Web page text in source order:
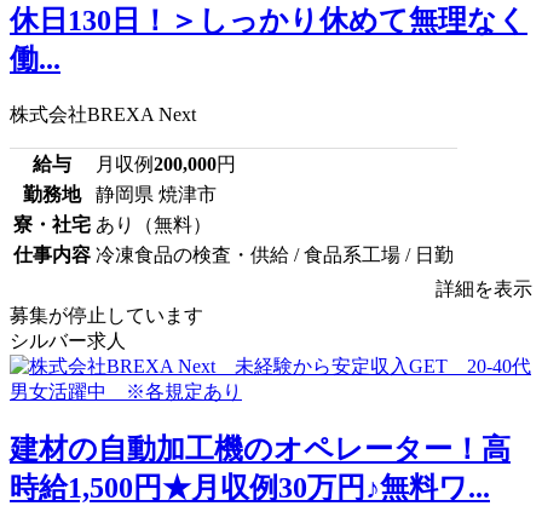
休日130日！＞しっかり休めて無理なく
働...
株式会社BREXA Next
給与 月収例200,000円
勤務地
静岡県 焼津市
寮・社宅 あり（無料）
仕事内容 冷凍食品の検査・供給 / 食品系工場 / 日勤
詳細を表示
募集が停止しています
シルバー求人
建材の自動加工機のオペレーター！高
時給1,500円★月収例30万円♪無料ワ...